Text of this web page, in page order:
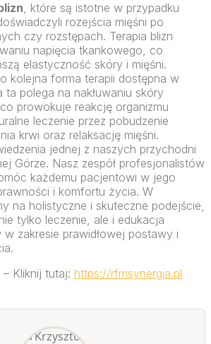
, które są istotne w przypadku
rozejścia mięśni po
czy rozstępach. Terapia blizn
napięcia tkankowego, co
elastyczność skóry i mięśni.
kolejna forma terapii dostępna w
ta polega na nakłuwaniu skóry
prowokuje reakcję organizmu
leczenie przez pobudzenie
krwi oraz relaksację mięśni.
jednej z naszych przychodni
Górze. Nasz zespół profesjonalistów
każdemu pacjentowi w jego
i komfortu życia. W
na holistyczne i skuteczne podejście,
tylko leczenie, ale i edukacja
zakresie prawidłowej postawy i
Kliknij tutaj: https://rfmsynergia.pl